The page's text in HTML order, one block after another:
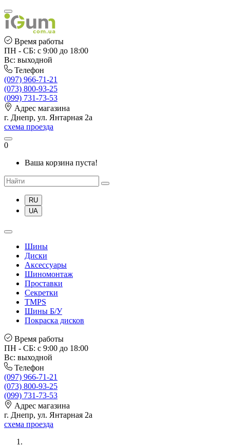
Время работы
ПН - СБ: с 9:00 до 18:00
Вс: выходной
Телефон
(097) 966-71-21
(073) 800-93-25
(099) 731-73-53
Адрес магазина
г. Днепр, ул. Янтарная 2а
схема проезда
0
Ваша корзина пуста!
RU
UA
Шины
Диски
Аксессуары
Шиномонтаж
Проставки
Секретки
TMPS
Шины Б/У
Покраска дисков
Время работы
ПН - СБ: с 9:00 до 18:00
Вс: выходной
Телефон
(097) 966-71-21
(073) 800-93-25
(099) 731-73-53
Адрес магазина
г. Днепр, ул. Янтарная 2а
схема проезда